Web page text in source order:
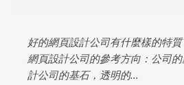
好的網頁設計公司有什麼樣的特
網頁設計公司的參考方向：公司
計公司的基石，透明的...